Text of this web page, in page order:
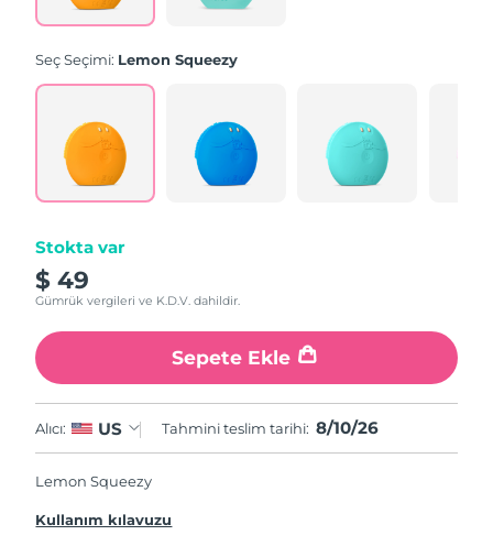
Seç Seçimi: Lemon Squeezy
Stokta var
$ 49
Gümrük vergileri ve K.D.V. dahildir.
Sepete Ekle
Alıcı: US Tahmini teslim tarihi: 8/10/26
Lemon Squeezy
Kullanım kılavuzu